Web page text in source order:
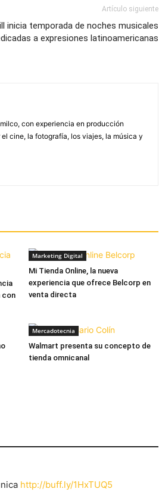
Artículo siguiente
inicia temporada de noches musicales
a expresiones latinoamericanas
con experiencia en producción
cine, la fotografía, los viajes, la música y
con
Marketing Digital
Mi Tienda Online, la nueva
experiencia que ofrece Belcorp en
venta directa
Mercadotecnia
Walmart presenta su concepto de
tienda omnicanal
http://buff.ly/1HxTUQ5